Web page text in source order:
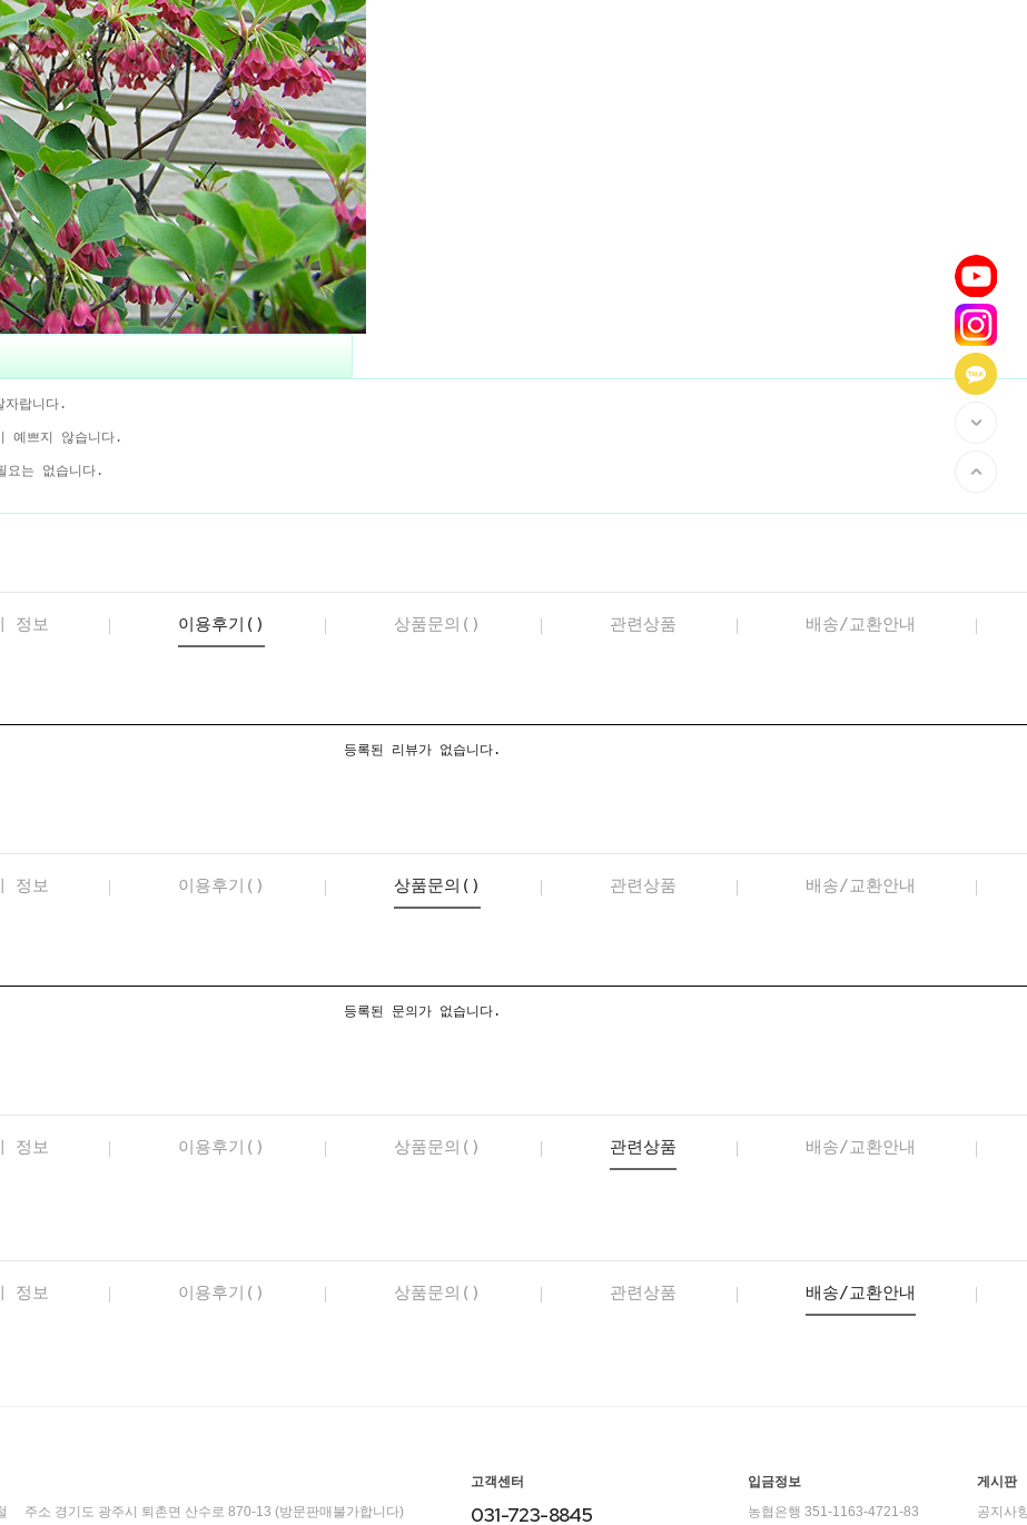
자랍니다.
예쁘지 않습니다.
요는 없습니다.
정보 이용후기() 상품문의() 관련상품 배송/교환안내
등록된 리뷰가 없습니다.
정보 이용후기() 상품문의() 관련상품 배송/교환안내
등록된 문의가 없습니다.
정보 이용후기() 상품문의() 관련상품 배송/교환안내
정보 이용후기() 상품문의() 관련상품 배송/교환안내
주소 경기도 광주시 퇴촌면 산수로 870-13 (방문판매불가합니다)
고객센터
031-723-8845
입금정보
농협은행 351-1163-4721-83
게시판
공지사